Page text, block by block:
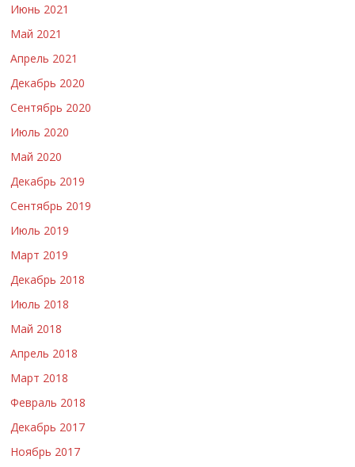
Июнь 2021
Май 2021
Апрель 2021
Декабрь 2020
Сентябрь 2020
Июль 2020
Май 2020
Декабрь 2019
Сентябрь 2019
Июль 2019
Март 2019
Декабрь 2018
Июль 2018
Май 2018
Апрель 2018
Март 2018
Февраль 2018
Декабрь 2017
Ноябрь 2017